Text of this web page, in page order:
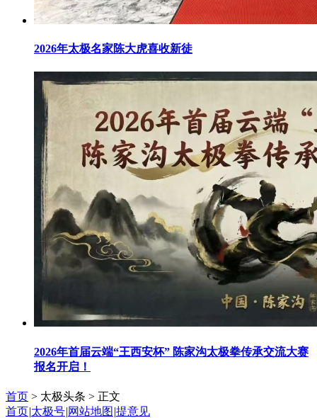
2026年太极名家陈大虎喜收新徒
2026年首届云端“王西安杯” 陈家沟太极拳传承交流大赛
报名开启！
首页 > 太极头条 > 正文
首页|太极号|网站地图 |提意见